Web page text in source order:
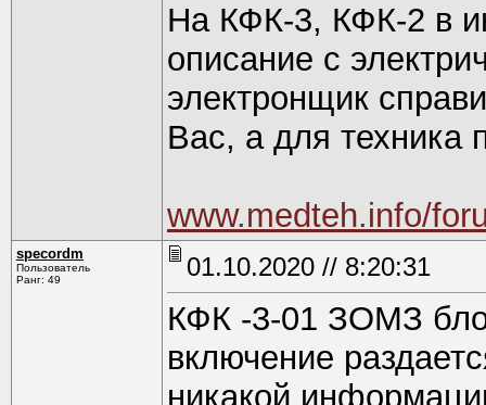
На КФК-3, КФК-2 в
описание с
электронщик
Вас, а для техника
www.medteh.info/
specordm
Пользователь
Ранг: 49
01.10.2020 // 8:20:31
КФК -3-01 ЗОМЗ
включение
никакой